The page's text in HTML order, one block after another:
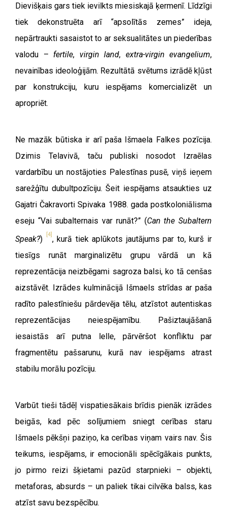
Dievišķais gars tiek ievilkts miesiskajā ķermenī. Līdzīgi
tiek dekonstruēta arī “apsolītās zemes” ideja,
nepārtraukti sasaistot to ar seksualitātes un piederības
valodu – fertile, virgin land, extra-virgin evangelium,
nevainības ideoloģijām. Rezultātā svētums izrādē kļūst
par konstrukciju, kuru iespējams komercializēt un
apropriēt.
Ne mazāk būtiska ir arī paša Išmaela Falkes pozīcija.
Dzimis Telavivā, taču publiski nosodot Izraēlas
vardarbību un nostājoties Palestīnas pusē, viņš ieņem
sarežģītu dubultpozīciju. Šeit iespējams atsaukties uz
Gajatri Čakravorti Spivaka 1988. gada postkoloniālisma
eseju “Vai subalternais var runāt?” (Can the Subaltern
Speak?)
[4]
, kurā tiek aplūkots jautājums par to, kurš ir
tiesīgs runāt marginalizētu grupu vārdā un kā
reprezentācija neizbēgami sagroza balsi, ko tā cenšas
aizstāvēt. Izrādes kulminācijā Išmaels strīdas ar paša
radīto palestīniešu pārdevēja tēlu, atzīstot autentiskas
reprezentācijas neiespējamību. Pašiztaujāšanā
iesaistās arī putna lelle, pārvēršot konfliktu par
fragmentētu pašsarunu, kurā nav iespējams atrast
stabilu morālu pozīciju.
Varbūt tieši tādēļ vispatiesākais brīdis pienāk izrādes
beigās, kad pēc solījumiem sniegt cerības staru
Išmaels pēkšņi paziņo, ka cerības viņam vairs nav. Šis
teikums, iespējams, ir emocionāli spēcīgākais punkts,
jo pirmo reizi šķietami pazūd starpnieki – objekti,
metaforas, absurds – un paliek tikai cilvēka balss, kas
atzīst savu bezspēcību.